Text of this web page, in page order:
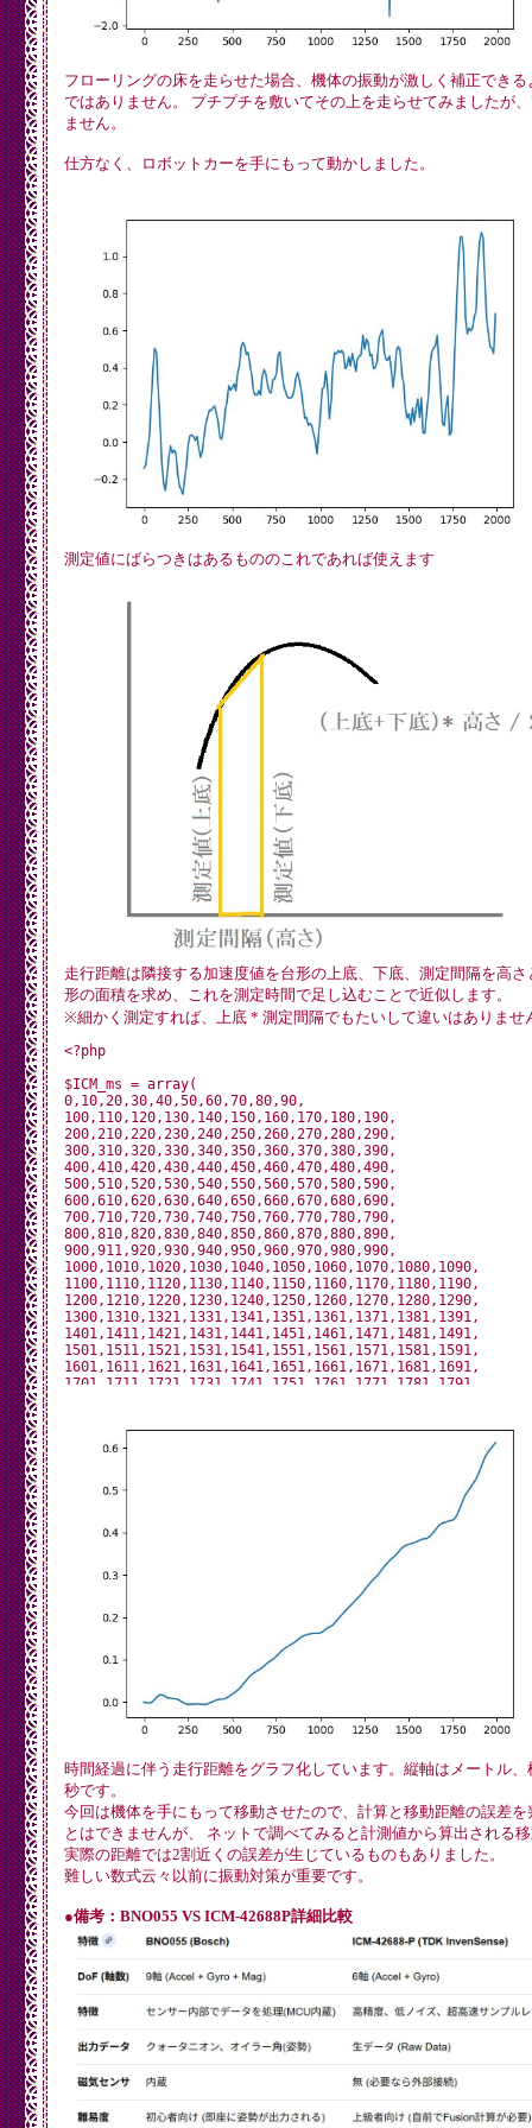
0.002181,-0.104509,0.013289,0.096663,0.060531,-
0.057113,0.014388,0.032210,-
-0.022966,0.018538,-0.041032,0.043929,-
$MT_MS = 200;
import matplotlib.pyplot as plt
import math
  sampling  = 200
  cycle     = [0]*sampling
$__TEXT_2 = <<<EOF
  plt.show()
  plt.close()
EOF;
	echo $__TEXT_1."\n";
	for ($i = 0; $i < $MT_MS; $i++) {
		echo '  cycle['.$i.'] = '.$ICM_ms[$i]."\n";
		$ICM_Ay[$i] = $ICM_Ay[$i] * 9.80665;
		echo '  amplitude['.$i.'] = '.$ICM_Ay[$i]."\n";
フローリングの床を走らせた場合、機体の振動が激しく補正できる
ではありません。 プチプチを敷いてその上を走らせてみましたが
ません。
仕方なく、ロボットカーを手にもって動かしました。
測定値にばらつきはあるもののこれであれば使えます
走行距離は隣接する加速度値を台形の上底、下底、測定間隔を高さ
形の面積を求め、これを測定時間で足し込むことで近似します。
※細かく測定すれば、上底 * 測定間隔でもたいして違いはありませ
<?php
$ICM_ms = array(
0,10,20,30,40,50,60,70,80,90,
100,110,120,130,140,150,160,170,180,190,
200,210,220,230,240,250,260,270,280,290,
300,310,320,330,340,350,360,370,380,390,
400,410,420,430,440,450,460,470,480,490,
500,510,520,530,540,550,560,570,580,590,
600,610,620,630,640,650,660,670,680,690,
700,710,720,730,740,750,760,770,780,790,
800,810,820,830,840,850,860,870,880,890,
900,911,920,930,940,950,960,970,980,990,
1000,1010,1020,1030,1040,1050,1060,1070,1080,1090,
1100,1110,1120,1130,1140,1150,1160,1170,1180,1190,
1200,1210,1220,1230,1240,1250,1260,1270,1280,1290,
1300,1310,1321,1331,1341,1351,1361,1371,1381,1391,
1401,1411,1421,1431,1441,1451,1461,1471,1481,1491,
1501,1511,1521,1531,1541,1551,1561,1571,1581,1591,
1601,1611,1621,1631,1641,1651,1661,1671,1681,1691,
1701,1711,1721,1731,1741,1751,1761,1771,1781,1791,
-0.014421,-0.012467,-
-0.010392,-0.022111,-0.026750,-0.018937,-0.008683,-
-0.024064,-0.026017,-0.028825,-0.020402,-0.012956,-
0.003035,-0.003068,-0.008439,-
);
$MT_MS = 200;
$__TEXT_1 = <<<EOF
import math
if __name__ == '__main__':
  amplitude = [0]*sampling
EOF;
$__TEXT_2 = <<<EOF
  plt.show()
EOF;
時間経過に伴う走行距離をグラフ化しています。縦軸はメートル、
秒です。
今回は機体を手にもって移動させたので、計算と移動距離の誤差を
とはできませんが、 ネットで調べてみると計測値から算出される
実際の距離では2割近くの誤差が生じているものもありました。
難しい数式云々以前に振動対策が重要です。
●備考：BNO055 VS ICM-42688P詳細比較